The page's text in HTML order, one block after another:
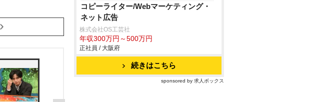
コピーライター/Webマーケティング・
ネット広告
株式会社OS工芸社
年収300万円～500万円
正社員 / 大阪府
続きはこちら
sponsored by 求人ボックス